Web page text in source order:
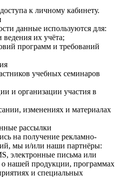
к личному кабинету.
данные используются для:
ведения их учёта;
программ и требований
учебных семинаров
и организации участия в
изменениях и материалах
рассылки
на получение рекламно-
мы и/или наши партнёры:
электронные письма или
нашей продукции, программах
и специальных